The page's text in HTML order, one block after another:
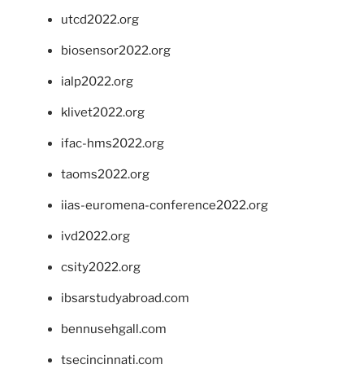
utcd2022.org
biosensor2022.org
ialp2022.org
klivet2022.org
ifac-hms2022.org
taoms2022.org
iias-euromena-conference2022.org
ivd2022.org
csity2022.org
ibsarstudyabroad.com
bennusehgall.com
tsecincinnati.com